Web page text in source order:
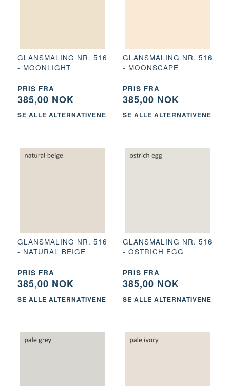
GLANSMALING NR. 516
- MOONLIGHT
PRIS FRA
385,00 NOK
SE ALLE ALTERNATIVENE
GLANSMALING NR. 516
- MOONSCAPE
PRIS FRA
385,00 NOK
SE ALLE ALTERNATIVENE
GLANSMALING NR. 516
- NATURAL BEIGE
PRIS FRA
385,00 NOK
SE ALLE ALTERNATIVENE
GLANSMALING NR. 516
- OSTRICH EGG
PRIS FRA
385,00 NOK
SE ALLE ALTERNATIVENE